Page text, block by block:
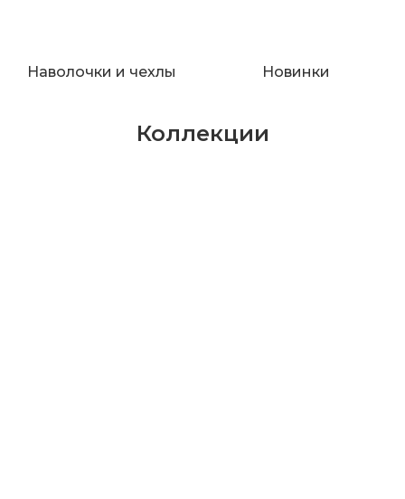
Наволочки и чехлы Новинки
Коллекции